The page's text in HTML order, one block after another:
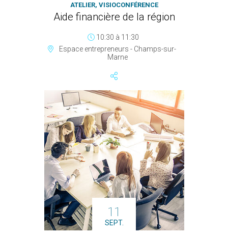
ATELIER, VISIOCONFÉRENCE
Aide financière de la région
10:30 à 11:30
Espace entrepreneurs - Champs-sur-
Marne
11
SEPT.